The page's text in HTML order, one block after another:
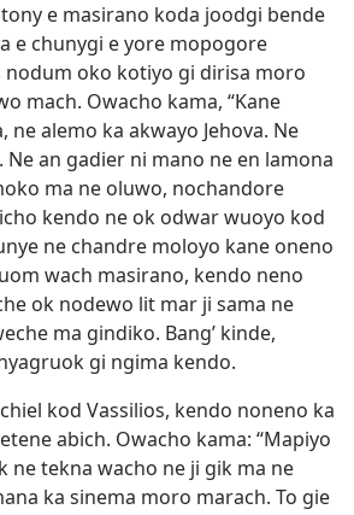
e masirano koda joodgi bende
e chunygi e yore mopogore
nodum oko kotiyo gi dirisa moro
mach. Owacho kama, “Kane
alemo ka akwayo Jehova. Ne
an gadier ni mano ne en lamona
ma ne oluwo, nochandore
kendo ne ok odwar wuoyo kod
ne chandre moloyo kane oneno
wach masirano, kendo neno
ok nodewo lit mar ji sama ne
ma gindiko. Bang’ kinde,
gi ngima kendo.
kod Vassilios, kendo noneno ka
abich. Owacho kama: “Mapiyo
ne tekna wacho ne ji gik ma ne
ka sinema moro marach. To gie